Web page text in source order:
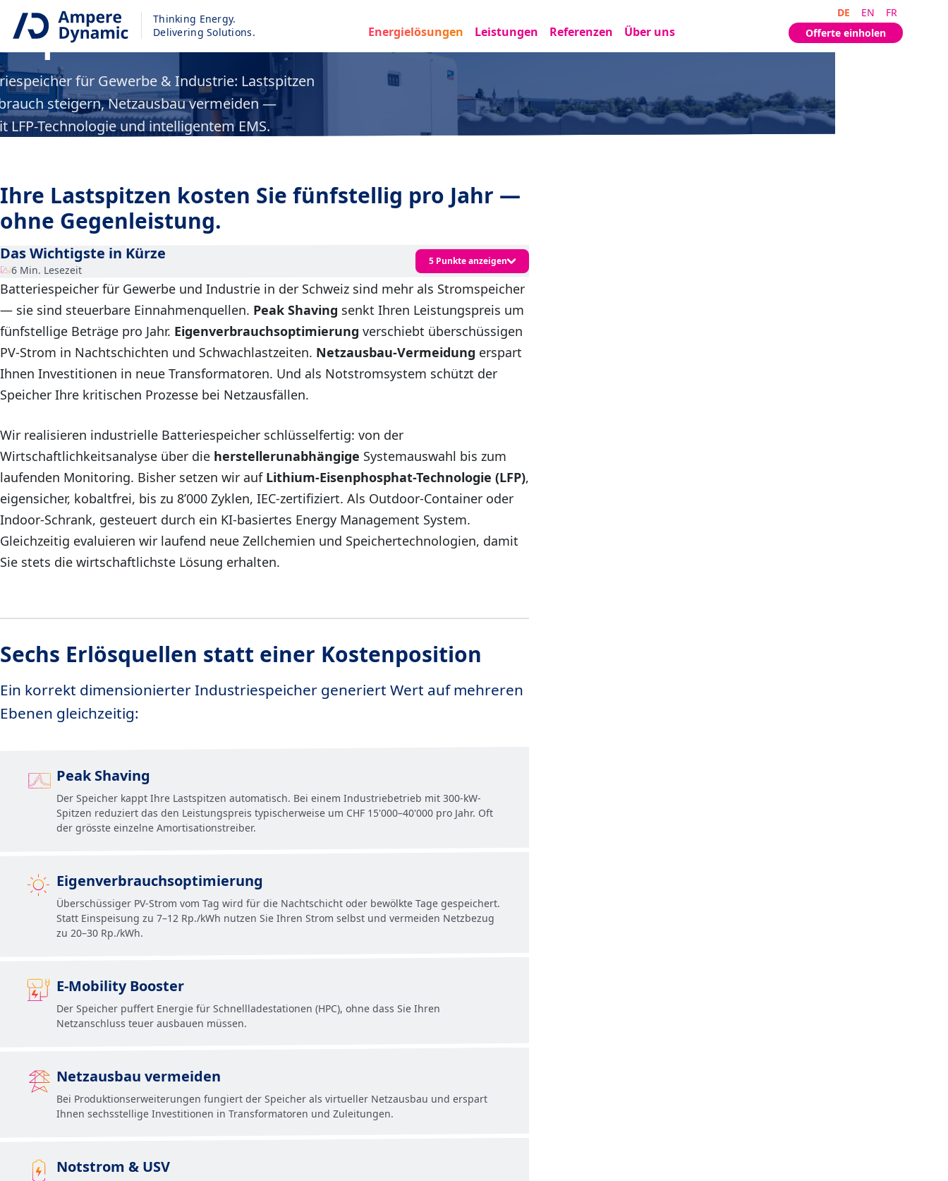
Thinking Energy.
Delivering Solutions.
Energielösungen Leistungen Referenzen Über uns
DE EN
FR
Offerte einholen
für Gewerbe & Industrie: Lastspitzen
steigern, Netzausbau vermeiden —
LFP-Technologie und intelligentem EMS.
Ihre Lastspitzen kosten Sie fünfstellig pro Jahr —
ohne Gegenleistung.
Das Wichtigste in Kürze
6 Min. Lesezeit
5 Punkte anzeigen
Batteriespeicher für Gewerbe und Industrie in der Schweiz sind mehr als Stromspeicher
— sie sind steuerbare Einnahmenquellen. Peak Shaving senkt Ihren Leistungspreis um
fünfstellige Beträge pro Jahr. Eigenverbrauchsoptimierung verschiebt überschüssigen
PV-Strom in Nachtschichten und Schwachlastzeiten. Netzausbau-Vermeidung erspart
Ihnen Investitionen in neue Transformatoren. Und als Notstromsystem schützt der
Speicher Ihre kritischen Prozesse bei Netzausfällen.
Wir realisieren industrielle Batteriespeicher schlüsselfertig: von der
Wirtschaftlichkeitsanalyse über die herstellerunabhängige Systemauswahl bis zum
laufenden Monitoring. Bisher setzen wir auf Lithium-Eisenphosphat-Technologie (LFP),
eigensicher, kobaltfrei, bis zu 8’000 Zyklen, IEC-zertifiziert. Als Outdoor-Container oder
Indoor-Schrank, gesteuert durch ein KI-basiertes Energy Management System.
Gleichzeitig evaluieren wir laufend neue Zellchemien und Speichertechnologien, damit
Sie stets die wirtschaftlichste Lösung erhalten.
Sechs Erlösquellen statt einer Kostenposition
Ein korrekt dimensionierter Industriespeicher generiert Wert auf mehreren
Ebenen gleichzeitig:
Peak Shaving
Der Speicher kappt Ihre Lastspitzen automatisch. Bei einem Industriebetrieb mit 300-kW-
Spitzen reduziert das den Leistungspreis typischerweise um CHF 15'000–40'000 pro Jahr. Oft
der grösste einzelne Amortisationstreiber.
Eigenverbrauchsoptimierung
Überschüssiger PV-Strom vom Tag wird für die Nachtschicht oder bewölkte Tage gespeichert.
Statt Einspeisung zu 7–12 Rp./kWh nutzen Sie Ihren Strom selbst und vermeiden Netzbezug
zu 20–30 Rp./kWh.
E-Mobility Booster
Der Speicher puffert Energie für Schnellladestationen (HPC), ohne dass Sie Ihren
Netzanschluss teuer ausbauen müssen.
Netzausbau vermeiden
Bei Produktionserweiterungen fungiert der Speicher als virtueller Netzausbau und erspart
Ihnen sechsstellige Investitionen in Transformatoren und Zuleitungen.
Notstrom & USV